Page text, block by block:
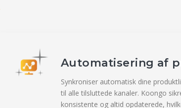
Automatisering af
Synkroniser automatisk dine
til alle tilsluttede kanaler. Koongo
konsistente og altid opdaterede,